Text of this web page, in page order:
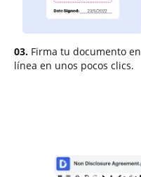
03. Firma tu documento en
línea en unos pocos clics.